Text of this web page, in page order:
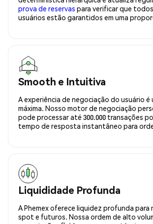
prova de reservas para verificar que
usuários estão garantidos em uma
Smooth e Intuitiva
A experiência de negociação do usuário é
máxima. Nosso motor de negociação
pode processar até 300.000 transações
tempo de resposta instantâneo para
Liquididade Profunda
A Phemex oferece liquidez profunda para
spot e futuros. Nossa ordem de alto